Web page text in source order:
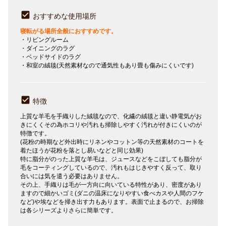
おすすめな使用場所
寝転がる場所全般におすすめです。
・リビングルーム
・ダイニングのラグ
・ベッドサイドのラグ
・和室の絨毯(天然素材なので通気性もあり畳も傷みにくいです)
特徴
上質な羊毛を手織りした絨毯なので、化繊の絨毯と違い静電気がお
きにくくその為ホコリや汚れも掃除しやすく汚れが付きにくいのが
特徴です。
(花粉の時期など外出時にリネンやコットン等の天然素材のコートを
着たほうが花粉を落とし易いなどと同じ効果)
特に脂分がのった上質な羊毛は、ジュースなどをこぼしても脂分が
毛をコーティングしているので、汚れもはじきやすく反って、取り
合いには気を遣う必要はありません。
その上、手織りは毛が一方向に向いている特性があり、密度があり
ますので細かいゴミ(ダニの温床になりやすい食べカスや人間のフケ
など)や埃などを掃き出す力もあります。表面で止まるので、お掃除
は各シリーズよりさらに簡単です。